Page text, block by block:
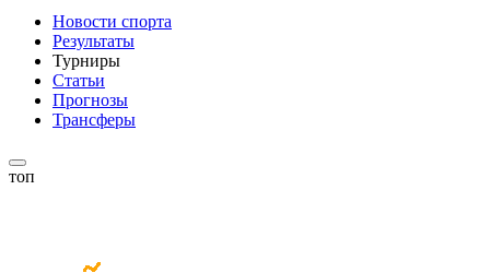
Новости спорта
Результаты
Турниры
Статьи
Прогнозы
Трансферы
топ